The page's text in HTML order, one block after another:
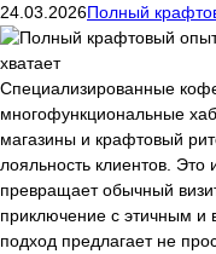
24.03.2026Полный
Специализированные
многофункциональные
магазины и крафтовый
лояльность клиентов.
превращает обычный
приключение с этичным и
подход предлагает не